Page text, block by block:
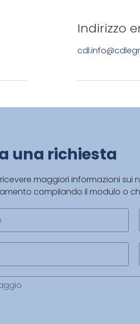
Indirizzo
una richiesta
maggiori informazioni sui
compilando il modulo o